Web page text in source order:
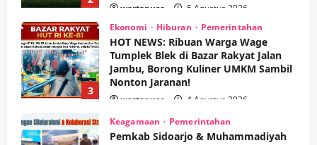
3
HOT NEWS: Ribuan Warga Wage
Tumplek Blek di Bazar Rakyat Jalan
Jambu, Borong Kuliner UMKM Sambil
Nonton Jaranan!
wartanusa 4 Agustus 2026
Keagamaan Pemerintahan
Pemkab Sidoarjo & Muhammadiyah
Sinergi Permudah Perizinan, Wakaf,
hingga Hibah